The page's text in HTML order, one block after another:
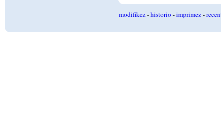
modifikez-historio-imprimez-